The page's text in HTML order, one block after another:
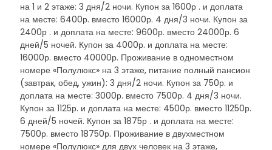
на 1 и 2 этаже: 3 дня/2 ночи. Купон за 1600р . и доплата
на месте: 6400р. вместо 16000р. 4 дня/3 ночи. Купон за
2400р . и доплата на месте: 9600р. вместо 24000р. 6
дней/5 ночей. Купон за 4000р. и доплата на месте:
16000р. вместо 40000р. Проживание в одноместном
номере «Полулюкс» на 3 этаже, питание полный пансион
(завтрак, обед, ужин): 3 дня/2 ночи. Купон за 750р. и
доплата на месте: 3000р. вместо 7500р. 4 дня/3 ночи.
Купон за 1125р. и доплата на месте: 4500р. вместо 11250р.
6 дней/5 ночей. Купон за 1875р . и доплата на месте:
7500р. вместо 18750р. Проживание в двухместном
номере «Полулюкс» для двух человек на 3 этаже,